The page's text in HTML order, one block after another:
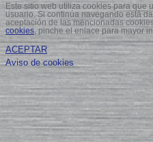
Este sitio web utiliza cookies para que
usuario. Si continúa navegando está
aceptación de las mencionadas
cookies , pinche el enlace para mayor
ACEPTAR
Aviso de cookies